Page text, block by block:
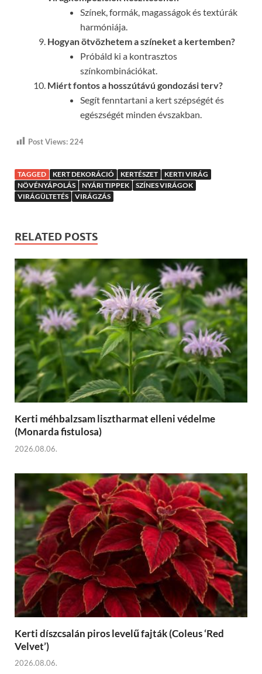
Színek, formák, magasságok és textúrák
harmóniája.
Hogyan ötvözhetem a színeket a kertemben?
Próbáld ki a kontrasztos
színkombinációkat.
Miért fontos a hosszútávú gondozási terv?
Segít fenntartani a kert szépségét és
egészségét minden évszakban.
Post Views: 224
TAGGED KERT DEKORÁCIÓ KERTÉSZET
KERTI VIRÁG
NÖVÉNYÁPOLÁS
NYÁRI TIPPEK
SZÍNES VIRÁGOK
VIRÁGÜLTETÉS
VIRÁGZÁS
RELATED POSTS
Kerti méhbalzsam lisztharmat elleni védelme
(Monarda fistulosa)
2026.08.06.
Kerti díszcsalán piros levelű fajták (Coleus ‘Red
Velvet’)
2026.08.06.